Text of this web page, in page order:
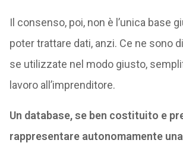
Il consenso, poi, non è l’unica base
poter trattare dati, anzi. Ce ne sono
se utilizzate nel modo giusto,
lavoro all’imprenditore.
Un database, se ben costituito e
rappresentare autonomamente